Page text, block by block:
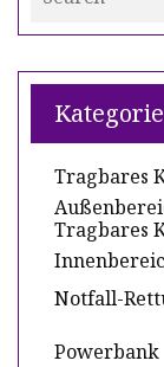
Kategorie
Tragbares
Tragbares
Notfall-
Powerbank